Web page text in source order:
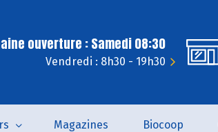
ouverture : Samedi 08:30
Vendredi : 8h30 - 19h30
Magazines Biocoop